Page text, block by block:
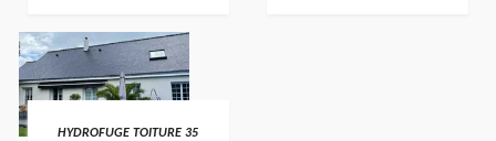
HYDROFUGE TOITURE 35